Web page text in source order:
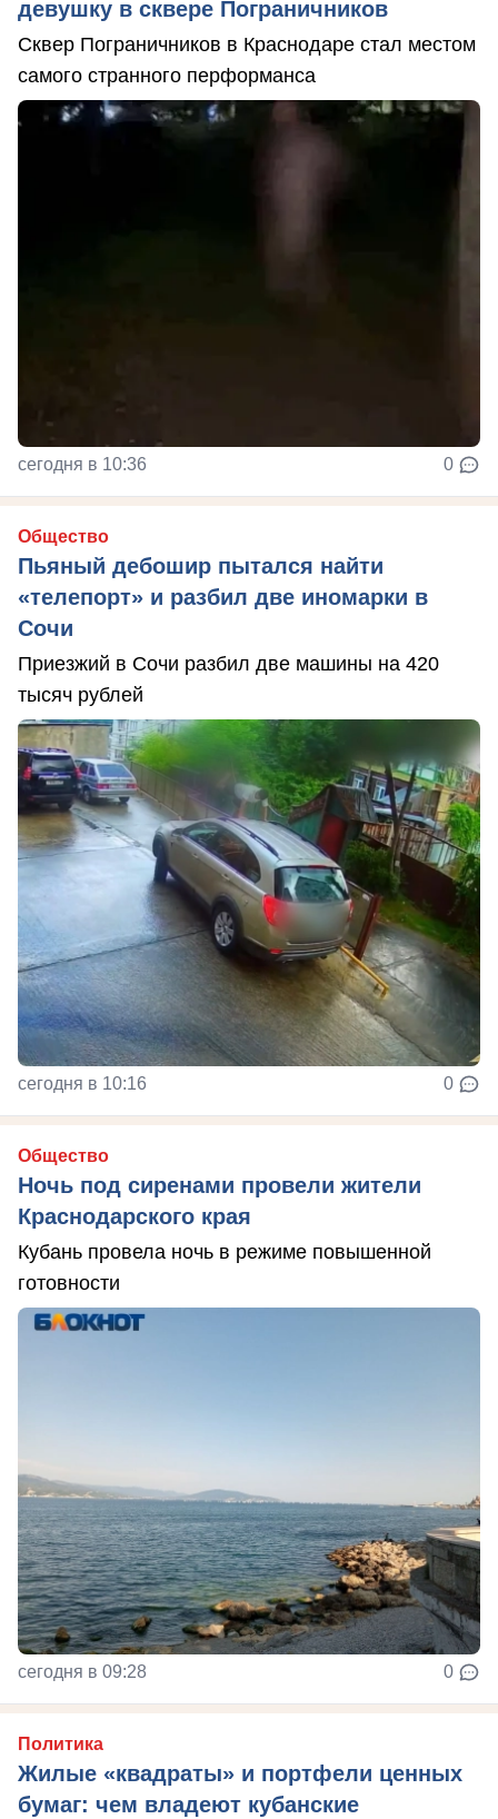
девушку в сквере Пограничников
Сквер Пограничников в Краснодаре стал местом
самого странного перформанса
сегодня в 10:36 0
Общество
Пьяный дебошир пытался найти
«телепорт» и разбил две иномарки в
Сочи
Приезжий в Сочи разбил две машины на 420
тысяч рублей
сегодня в 10:16 0
Общество
Ночь под сиренами провели жители
Краснодарского края
Кубань провела ночь в режиме повышенной
готовности
сегодня в 09:28 0
Политика
Жилые «квадраты» и портфели ценных
бумаг: чем владеют кубанские